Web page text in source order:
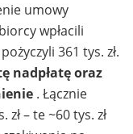
umowy
wpłacili
361 tys. zł.
nadpłatę oraz
. Łącznie
– te ~60 tys. zł